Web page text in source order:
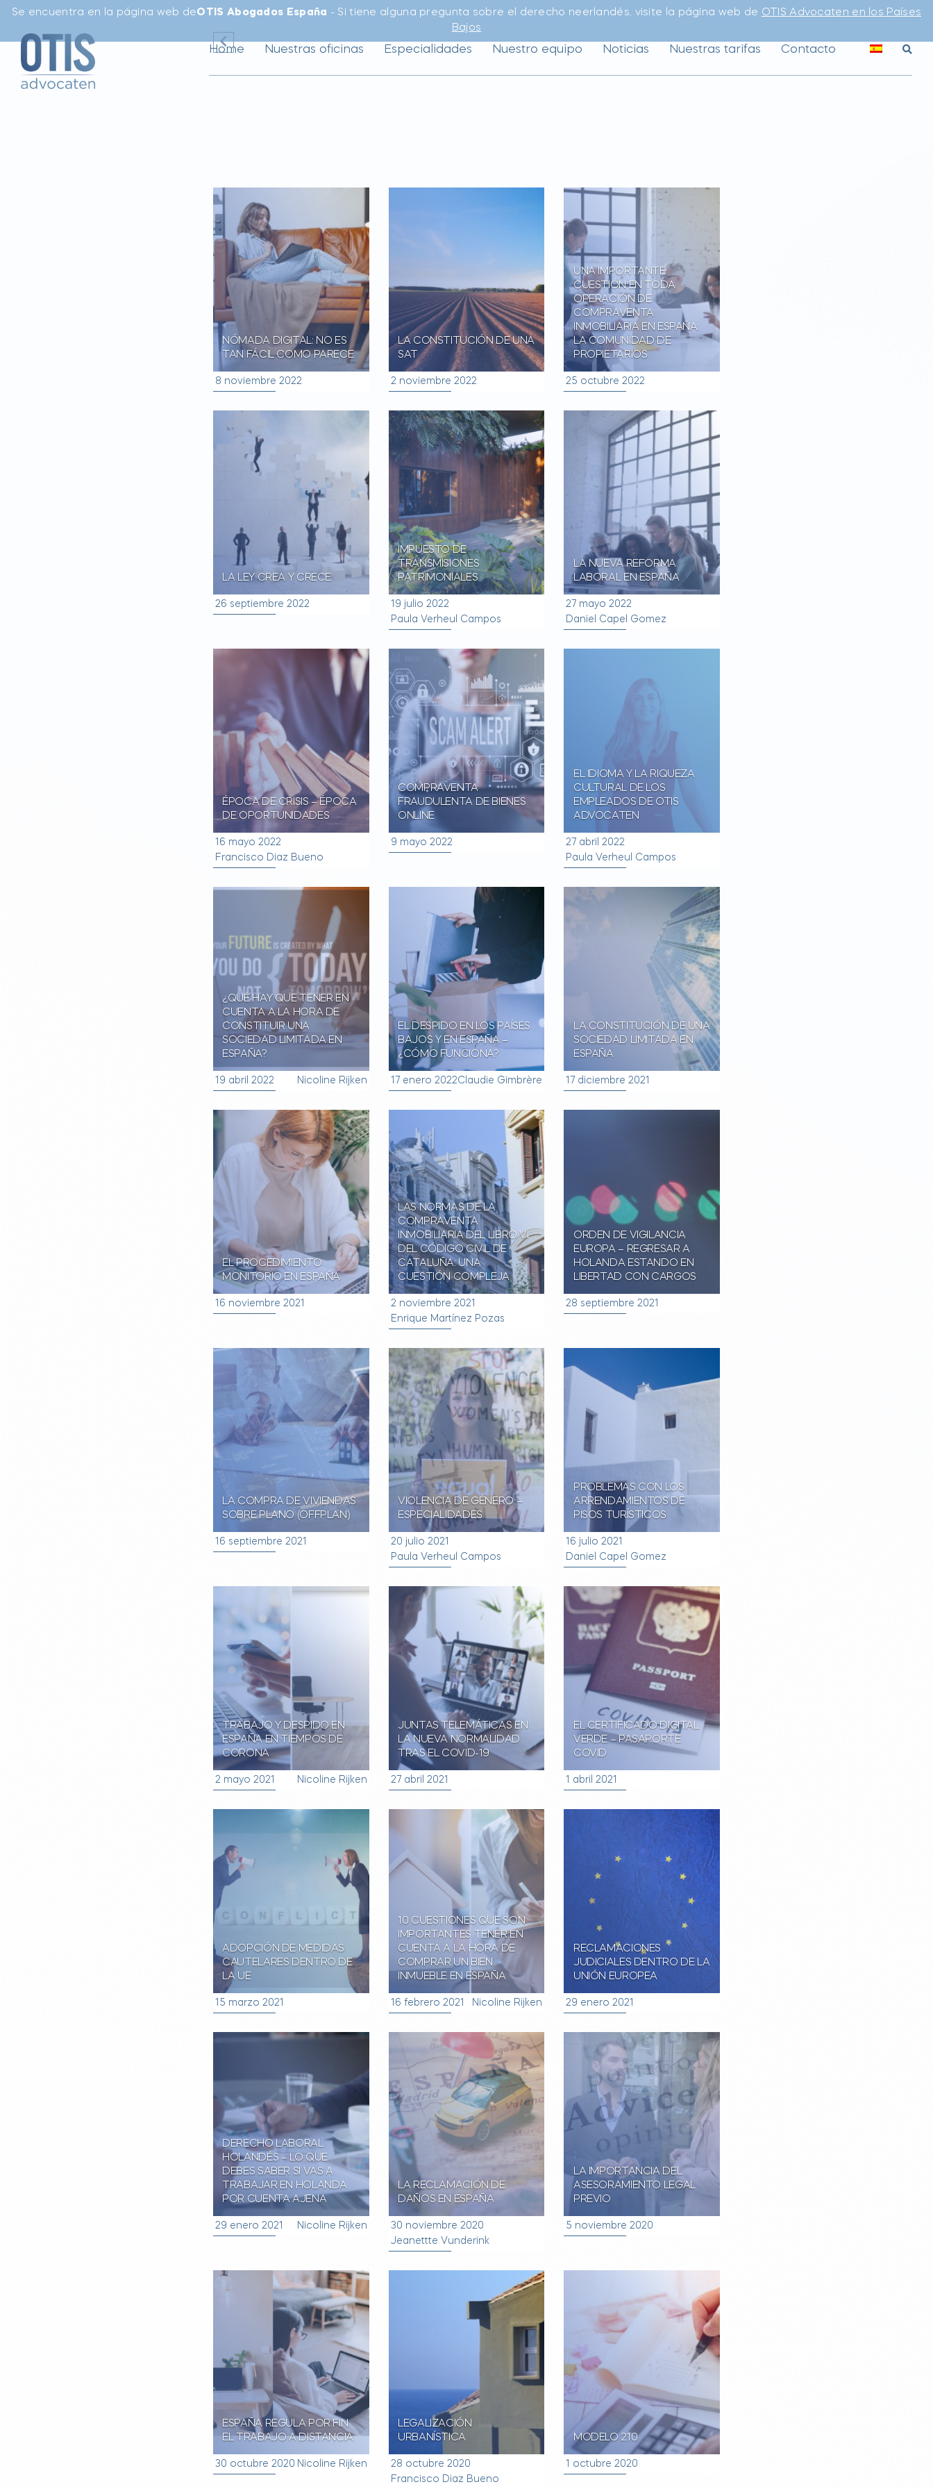
Se encuentra en la página web deOTIS Abogados España - Si tiene alguna pregunta sobre el derecho neerlandés, visite la página web de OTIS Advocaten en los Países
Bajos
Home Nuestras oficinas Especialidades Nuestro equipo Noticias Nuestras tarifas Contacto
NÓMADA DIGITAL: NO ES
TAN FÁCIL COMO PARECE
8 noviembre 2022
LA CONSTITUCIÓN DE UNA
SAT
2 noviembre 2022
UNA IMPORTANTE
CUESTIÓN EN TODA
OPERACIÓN DE
COMPRAVENTA
INMOBILIARIA EN ESPAÑA:
LA COMUNIDAD DE
PROPIETARIOS
25 octubre 2022
LA LEY CREA Y CRECE
26 septiembre 2022
IMPUESTO DE
TRANSMISIONES
PATRIMONIALES
19 julio 2022
Paula Verheul Campos
LA NUEVA REFORMA
LABORAL EN ESPAÑA
27 mayo 2022
Daniel Capel Gomez
ÉPOCA DE CRISIS – ÉPOCA
DE OPORTUNIDADES
16 mayo 2022
Francisco Diaz Bueno
COMPRAVENTA
FRAUDULENTA DE BIENES
ONLINE
9 mayo 2022
EL IDIOMA Y LA RIQUEZA
CULTURAL DE LOS
EMPLEADOS DE OTIS
ADVOCATEN
27 abril 2022
Paula Verheul Campos
¿QUÉ HAY QUE TENER EN
CUENTA A LA HORA DE
CONSTITUIR UNA
SOCIEDAD LIMITADA EN
ESPAÑA?
19 abril 2022 Nicoline Rijken
EL DESPIDO EN LOS PAÍSES
BAJOS Y EN ESPAÑA –
¿CÓMO FUNCIONA?
17 enero 2022Claudie Gimbrère
LA CONSTITUCIÓN DE UNA
SOCIEDAD LIMITADA EN
ESPAÑA
17 diciembre 2021
EL PROCEDIMIENTO
MONITORIO EN ESPAÑA
16 noviembre 2021
LAS NORMAS DE LA
COMPRAVENTA
INMOBILIARIA DEL LIBRO VI
DEL CÓDIGO CIVIL DE
CATALUÑA: UNA
CUESTIÓN COMPLEJA
2 noviembre 2021
Enrique Martínez Pozas
ORDEN DE VIGILANCIA
EUROPA – REGRESAR A
HOLANDA ESTANDO EN
LIBERTAD CON CARGOS
28 septiembre 2021
LA COMPRA DE VIVIENDAS
SOBRE PLANO (OFFPLAN)
16 septiembre 2021
VIOLENCIA DE GÉNERO –
ESPECIALIDADES
20 julio 2021
Paula Verheul Campos
PROBLEMAS CON LOS
ARRENDAMIENTOS DE
PISOS TURÍSTICOS
16 julio 2021
Daniel Capel Gomez
TRABAJO Y DESPIDO EN
ESPAÑA EN TIEMPOS DE
CORONA
2 mayo 2021 Nicoline Rijken
JUNTAS TELEMÁTICAS EN
LA NUEVA NORMALIDAD
TRAS EL COVID-19
27 abril 2021
EL CERTIFICADO DIGITAL
VERDE – PASAPORTE
COVID
1 abril 2021
ADOPCIÓN DE MEDIDAS
CAUTELARES DENTRO DE
LA UE
15 marzo 2021
10 CUESTIONES QUE SON
IMPORTANTES TENER EN
CUENTA A LA HORA DE
COMPRAR UN BIEN
INMUEBLE EN ESPAÑA
16 febrero 2021 Nicoline Rijken
RECLAMACIONES
JUDICIALES DENTRO DE LA
UNIÓN EUROPEA
29 enero 2021
DERECHO LABORAL
HOLANDÉS – LO QUE
DEBES SABER SI VAS A
TRABAJAR EN HOLANDA
POR CUENTA AJENA
29 enero 2021 Nicoline Rijken
LA RECLAMACIÓN DE
DAÑOS EN ESPAÑA
30 noviembre 2020
Jeanettte Vunderink
LA IMPORTANCIA DEL
ASESORAMIENTO LEGAL
PREVIO
5 noviembre 2020
ESPAÑA REGULA POR FIN
EL TRABAJO A DISTANCIA
30 octubre 2020 Nicoline Rijken
LEGALIZACIÓN
URBANÍSTICA
28 octubre 2020
Francisco Diaz Bueno
MODELO 210
1 octubre 2020